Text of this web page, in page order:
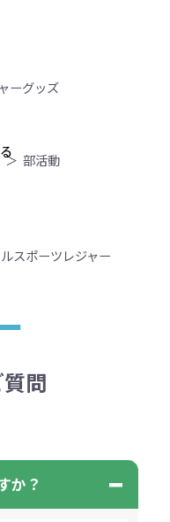
ーグッズ
部活動
スポーツレジャー
問
か？